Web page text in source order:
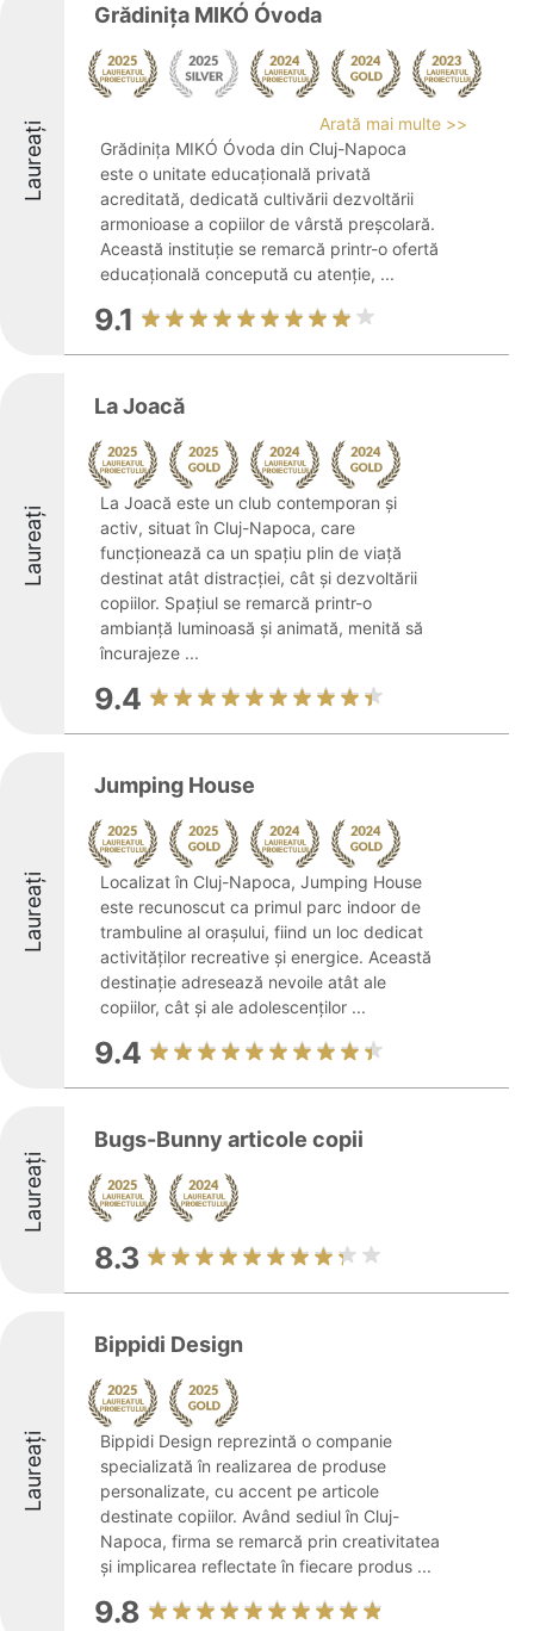
Laureați
Grădinița MIKÓ Óvoda
Arată mai multe >>
Grădinița MIKÓ Óvoda din Cluj-Napoca
este o unitate educațională privată
acreditată, dedicată cultivării dezvoltării
armonioase a copiilor de vârstă preșcolară.
Această instituție se remarcă printr-o ofertă
educațională concepută cu atenție, ...
9.1
Laureați
La Joacă
La Joacă este un club contemporan și
activ, situat în Cluj-Napoca, care
funcționează ca un spațiu plin de viață
destinat atât distracției, cât și dezvoltării
copiilor. Spațiul se remarcă printr-o
ambianță luminoasă și animată, menită să
încurajeze ...
9.4
Laureați
Jumping House
Localizat în Cluj-Napoca, Jumping House
este recunoscut ca primul parc indoor de
trambuline al orașului, fiind un loc dedicat
activităților recreative și energice. Această
destinație adresează nevoile atât ale
copiilor, cât și ale adolescenților ...
9.4
Laureați
Bugs-Bunny articole copii
8.3
Laureați
Bippidi Design
Bippidi Design reprezintă o companie
specializată în realizarea de produse
personalizate, cu accent pe articole
destinate copiilor. Având sediul în Cluj-
Napoca, firma se remarcă prin creativitatea
și implicarea reflectate în fiecare produs ...
9.8